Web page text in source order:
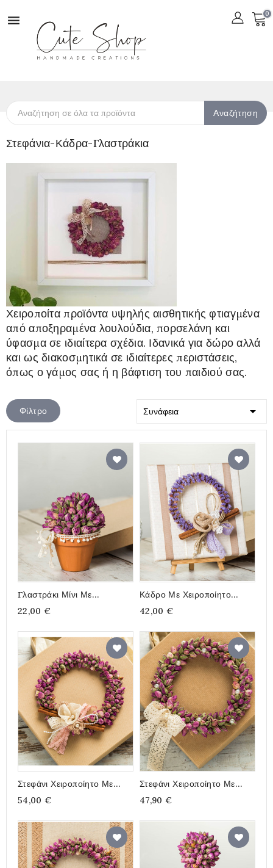
 0
Αναζήτηση
Στεφάνια-Κάδρα-Γλαστράκια
Χειροποίτα προϊόντα υψηλής αισθητικής φτιαγμένα
από αποξηραμένα λουλούδια, πορσελάνη και
ύφασμα σε ιδιαίτερα σχέδια. Ιδανικά για δώρο αλλά
και ως διακοσμητικά σε ιδιαίτερες περιστάσεις,
όπως ο γάμος σας ή η βάφτιση του παιδιού σας.
Φίλτρο Συνάφεια 
Γλαστράκι Μίνι Με
Αποξηραμένα
Τριανταφυλλάκια
22,00 €
Κάδρο Με Χειροποίητο
Στεφάνι, Μωβ Αμάραντος,
20x20cm
42,00 €
Στεφάνι Χειροποίητο Με
Τριανταφυλλάκια, Διάμετρος
54,00 €
Στεφάνι Χειροποίητο Με
Τριανταφυλλάκια, Διάμετρος
47,90 €